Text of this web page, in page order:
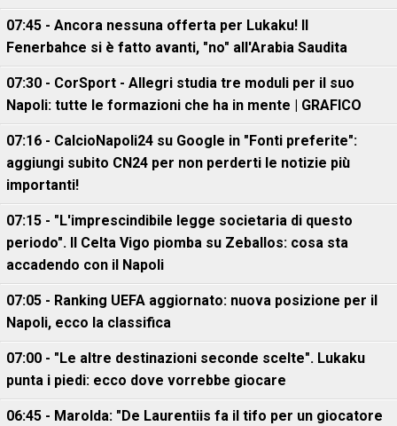
07:45 - Ancora nessuna offerta per Lukaku! Il
Fenerbahce si è fatto avanti, "no" all'Arabia Saudita
07:30 - CorSport - Allegri studia tre moduli per il suo
Napoli: tutte le formazioni che ha in mente | GRAFICO
07:16 - CalcioNapoli24 su Google in "Fonti preferite":
aggiungi subito CN24 per non perderti le notizie più
importanti!
07:15 - "L'imprescindibile legge societaria di questo
periodo". Il Celta Vigo piomba su Zeballos: cosa sta
accadendo con il Napoli
07:05 - Ranking UEFA aggiornato: nuova posizione per il
Napoli, ecco la classifica
07:00 - "Le altre destinazioni seconde scelte". Lukaku
punta i piedi: ecco dove vorrebbe giocare
06:45 - Marolda: "De Laurentiis fa il tifo per un giocatore